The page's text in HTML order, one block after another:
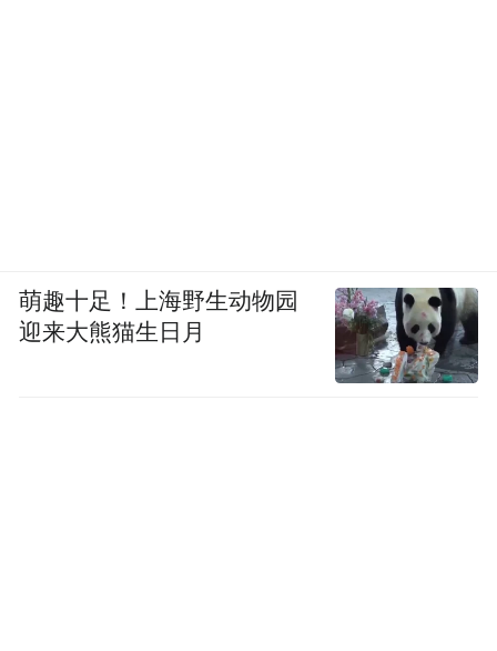
萌趣十足！上海野生动物园
迎来大熊猫生日月